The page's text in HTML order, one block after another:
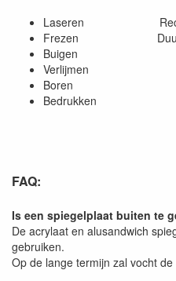
Laseren
Frezen Duurzaam
Buigen
Verlijmen
Boren
Bedrukken
FAQ:
Is een spiegelplaat buiten te
De acrylaat en alusandwich
gebruiken.
Op de lange termijn zal vocht